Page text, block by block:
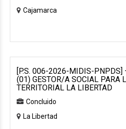
Cajamarca
[P.S. 006-2026-MIDIS-PNPDS]
(01) GESTOR/A SOCIAL PARA
TERRITORIAL LA LIBERTAD
Concluido
La Libertad